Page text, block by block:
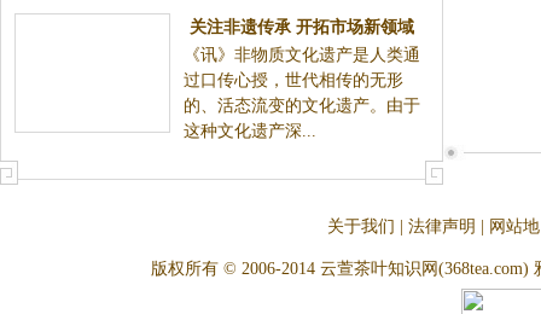
关注非遗传承 开拓市场新领域
《讯》非物质文化遗产是人类通
过口传心授，世代相传的无形
的、活态流变的文化遗产。由于
这种文化遗产深...
关于我们 法律声明 网站
版权所有 © 2006-2014 云萱茶叶知识网